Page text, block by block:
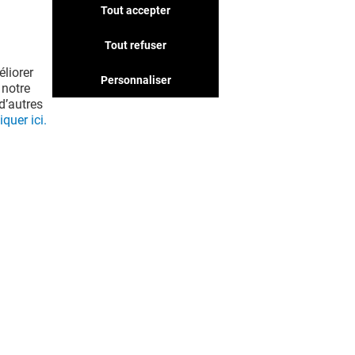
Nous avons d'autres
boutiques qui pourraient
pas à côté !
ici.
Tout accepter
Tout refuser
Personnaliser